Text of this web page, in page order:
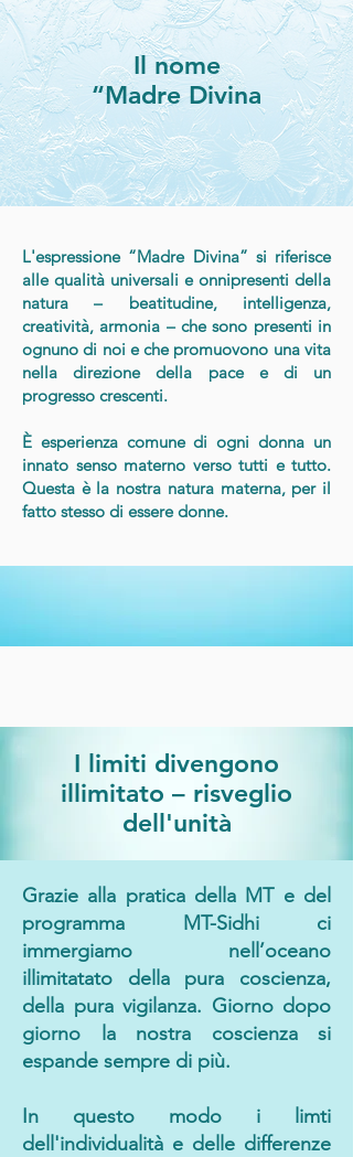
Il nome
“Madre Divina
L'espressione “Madre Divina” si riferisce
alle qualità universali e onnipresenti della
natura – beatitudine, intelligenza,
creatività, armonia – che sono presenti in
ognuno di noi e che promuovono una vita
nella direzione della pace e di un
progresso crescenti.
È esperienza comune di ogni donna un
innato senso materno verso tutti e tutto.
Questa è la nostra natura materna, per il
fatto stesso di essere donne.
I limiti divengono
illimitato – risveglio
dell'unità
Grazie alla pratica della MT e del
programma MT-Sidhi ci
immergiamo nell’oceano
illimitatato della pura coscienza,
della pura vigilanza. Giorno dopo
giorno la nostra coscienza si
espande sempre di più.
In questo modo i limti
dell'individualità e delle differenze